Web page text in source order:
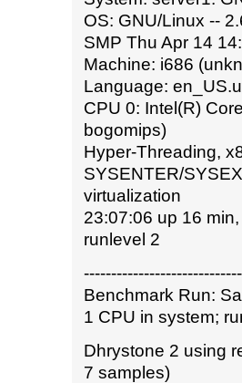
OS: GNU/Linux --
SMP Thu Apr 14
Machine: i686
Language:
CPU 0: Intel(R)
bogomips)
Hyper-Threading,
SYSENTER/
virtualization
23:07:06 up 16
runlevel 2
Benchmark Run:
1 CPU in system;
Dhrystone 2 using
7 samples)